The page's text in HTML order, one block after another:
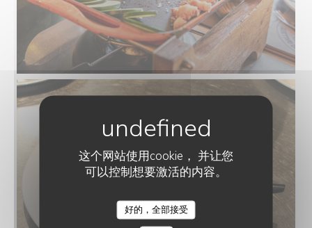
这个网站使用cookie， 并让您
可以控制想要激活的内容。
好的，全部接受